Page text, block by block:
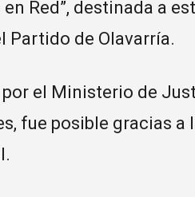
Red”, destinada a
Partido de Olavarría.
el Ministerio de
fue posible gracias